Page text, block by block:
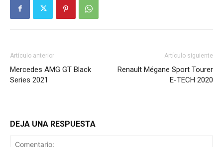
Artículo anterior
Mercedes AMG GT Black
Series 2021
Artículo siguiente
Renault Mégane Sport Tourer
E-TECH 2020
DEJA UNA RESPUESTA